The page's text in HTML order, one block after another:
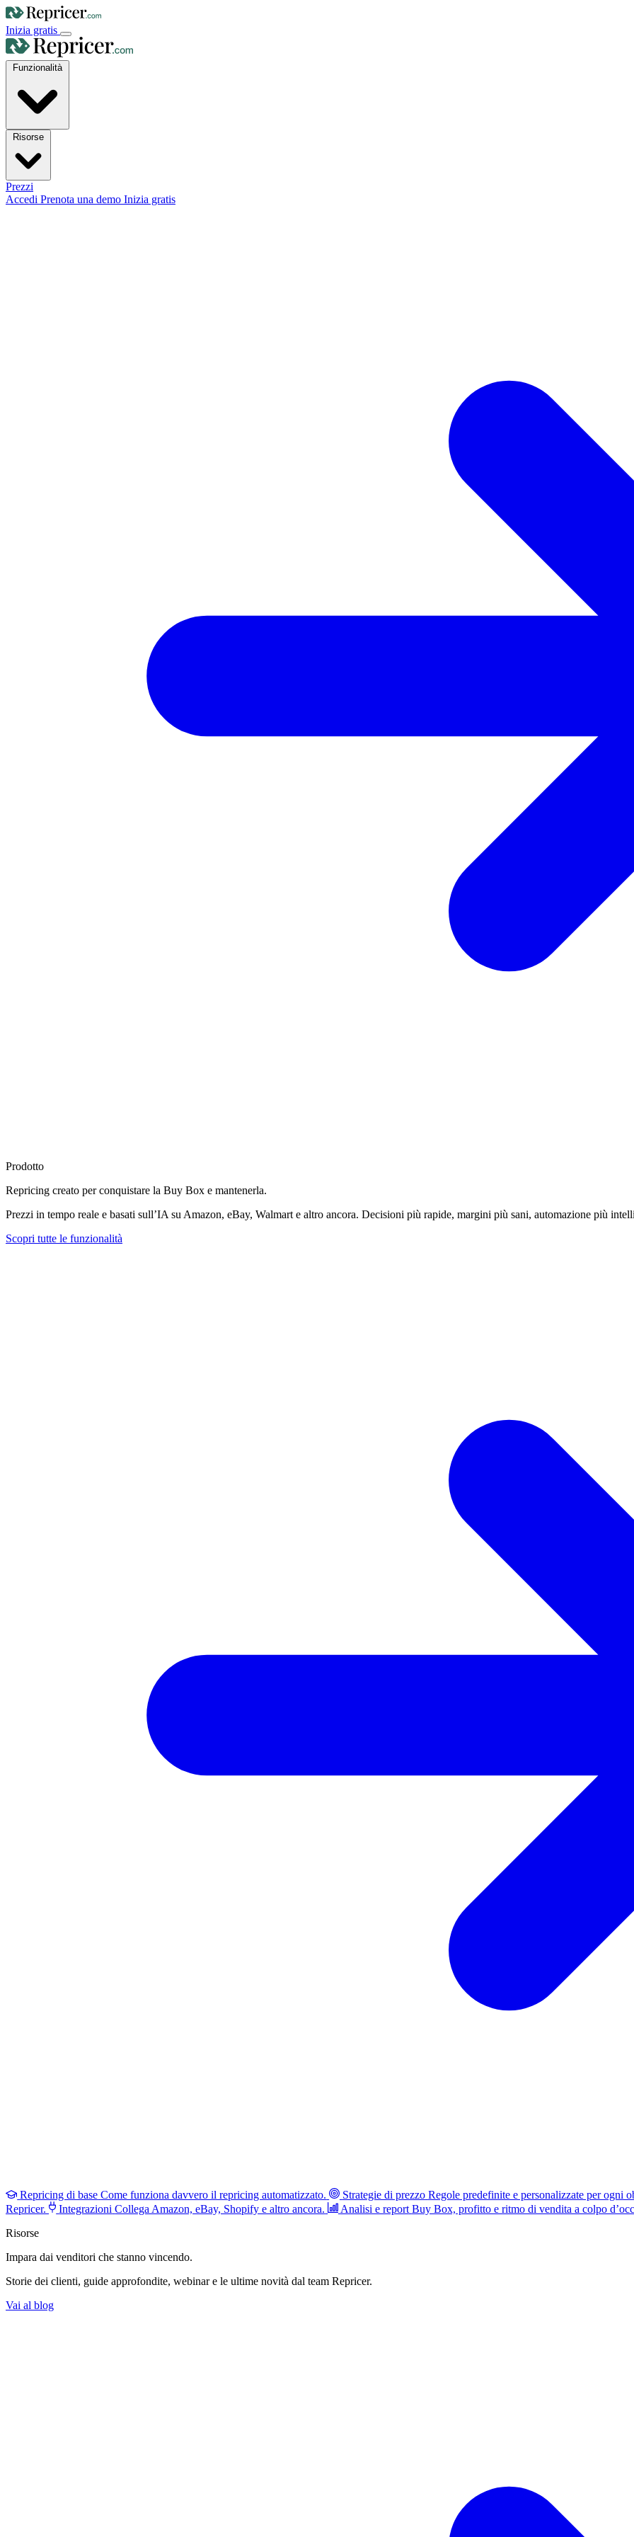
Inizia gratis
Funzionalità
Prezzi
Accedi Prenota una demo Inizia gratis
Prodotto
Repricing creato perconquistare la Buy Box e mantenerla.
Prezzi in tempo reale e basati sull’IA su Amazon, eBay, Walmart e altro ancora. Decisioni più rapide, margini più sani, automazione più
Scopri tutte le funzionalità
Repricing di base Come funziona davvero il repricing automatizzato. Strategie di prezzo Regole predefinite e personalizzate per ogni
Repricer.
Integrazioni Collega Amazon, eBay, Shopify e altro ancora. Analisi e report Buy Box, profitto e ritmo di vendita a colpo
Risorse
Impara dai venditori che stanno vincendo.
Storie dei clienti, guide approfondite, webinar e le ultime novità dal team Repricer.
Vai al blog